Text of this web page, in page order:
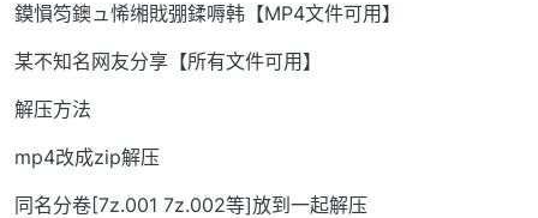
鏌愪笉鐭ュ悕缃戝弸鍒嗕韩【MP4文件可用】
某不知名网友分享【所有文件可用】
解压方法
mp4改成zip解压
同名分卷[7z.001 7z.002等]放到一起解压